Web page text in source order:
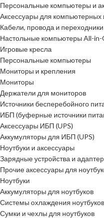
Персональные компьютеры и
Аксессуары для компьютерных
Кабели, провода и переходники
Настольные компьютеры All-in-
Игровые кресла
Персональные компьютеры
Мониторы и крепления
Мониторы
Держатели для мониторов
Источники бесперебойного
ИБП (буферные источники
Аксессуары ИБП (UPS)
Аккумуляторы для ИБП (UPS)
Ноутбуки и аксессуары
Зарядные устройства и
Прочие аксессуары для
Ноутбуки
Аккумуляторы для ноутбуков
Системы охлаждения ноутбуков
Сумки и чехлы для ноутбуков